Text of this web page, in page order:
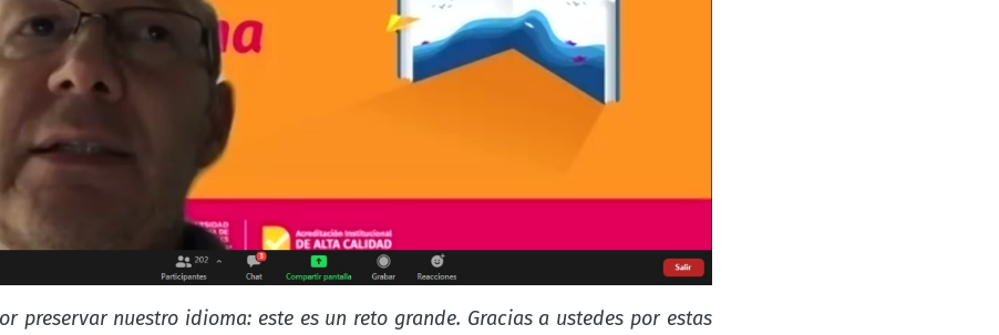
preservar nuestro idioma: este es un reto grande. Gracias a ustedes por estas